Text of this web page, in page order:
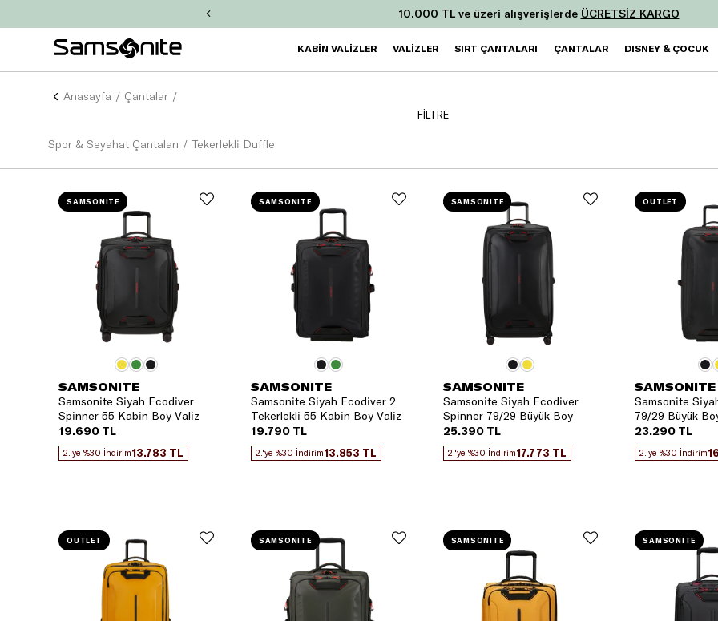
10.000 TL ve üzeri alışverişlerde ÜCRETSİZ KARGO
KABİN VALİZLER VALİZLER SIRT ÇANTALARI ÇANTALAR DISNEY & ÇOCUK
Anasayfa Çantalar
Spor & Seyahat Çantaları Tekerlekli Duffle
FİLTRE
SAMSONITE
Samsonite Siyah Ecodiver
Spinner 55 Kabin Boy Valiz
19.690 TL
2.'ye %30 İndirim13.783 TL
SAMSONITE
SAMSONITE
Samsonite Siyah Ecodiver 2
Tekerlekli 55 Kabin Boy Valiz
19.790 TL
2.'ye %30 İndirim13.853 TL
SAMSONITE
SAMSONITE
Samsonite Siyah Ecodiver
Spinner 79/29 Büyük Boy
Valiz
25.390 TL
2.'ye %30 İndirim17.773 TL
SAMSONITE
SAMSONITE
Samsonite
79/29 Büyük
23.290 TL
2.'ye %30 İndirim
OUTLET
OUTLET SAMSONITE SAMSONITE SAMSONITE